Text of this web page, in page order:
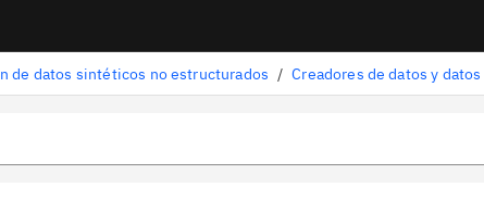
de datos sintéticos no estructurados / Creadores de datos y